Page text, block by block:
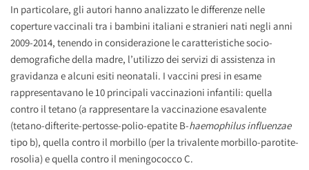
In particolare, gli autori hanno analizzato le differenze nelle
coperture vaccinali tra i bambini italiani e stranieri nati negli anni
2009-2014, tenendo in considerazione le caratteristiche socio-
demografiche della madre, l’utilizzo dei servizi di assistenza in
gravidanza e alcuni esiti neonatali. I vaccini presi in esame
rappresentavano le 10 principali vaccinazioni infantili: quella
contro il tetano (a rappresentare la vaccinazione esavalente
(tetano-difterite-pertosse-polio-epatite B-haemophilus influenzae
tipo b), quella contro il morbillo (per la trivalente morbillo-parotite-
rosolia) e quella contro il meningococco C.